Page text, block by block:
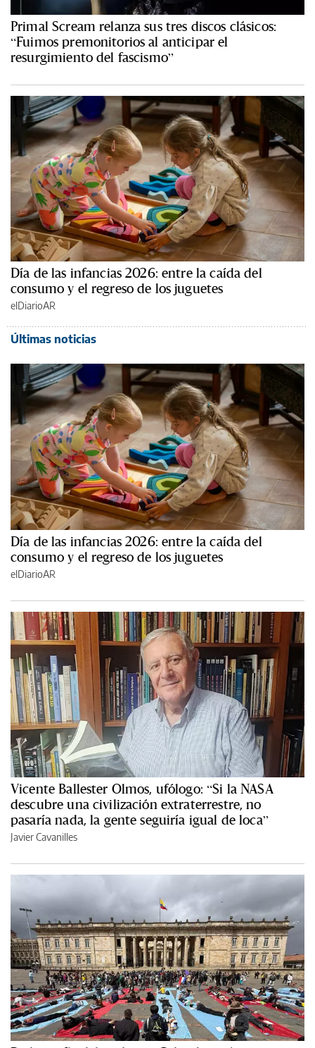
Primal Scream relanza sus tres discos clásicos:
“Fuimos premonitorios al anticipar el
resurgimiento del fascismo”
Día de las infancias 2026: entre la caída del
consumo y el regreso de los juguetes
elDiarioAR
Últimas noticias
Día de las infancias 2026: entre la caída del
consumo y el regreso de los juguetes
elDiarioAR
Vicente Ballester Olmos, ufólogo: “Si la NASA
descubre una civilización extraterrestre, no
pasaría nada, la gente seguiría igual de loca”
Javier Cavanilles